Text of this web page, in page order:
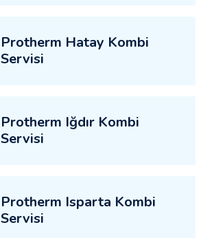
Protherm Hatay Kombi
Servisi
Protherm Iğdır Kombi
Servisi
Protherm Isparta Kombi
Servisi